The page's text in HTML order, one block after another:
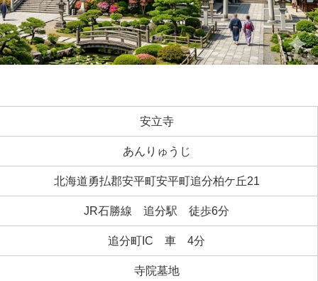
安立寺
あんりゅうじ
北海道勇払郡安平町安平町追分柏ケ丘21
JR石勝線 追分駅 徒歩6分
追分町IC 車 4分
寺院墓地